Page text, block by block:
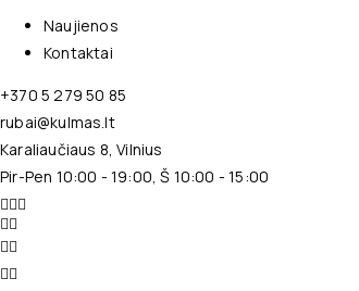
Naujienos
Kontaktai
+370 5 279 50 85
rubai@kulmas.lt
Karaliaučiaus 8, Vilnius
Pir-Pen 10:00 - 19:00, Š 10:00 - 15:00